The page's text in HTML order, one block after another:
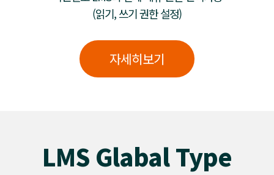
(읽기, 쓰기 권한 설정)
자세히보기
LMS Glabal Type